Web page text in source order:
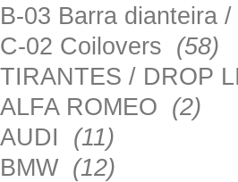
B-03 Barra dianteira
C-02 Coilovers (58)
TIRANTES / DROP
ALFA ROMEO (2)
AUDI (11)
BMW (12)